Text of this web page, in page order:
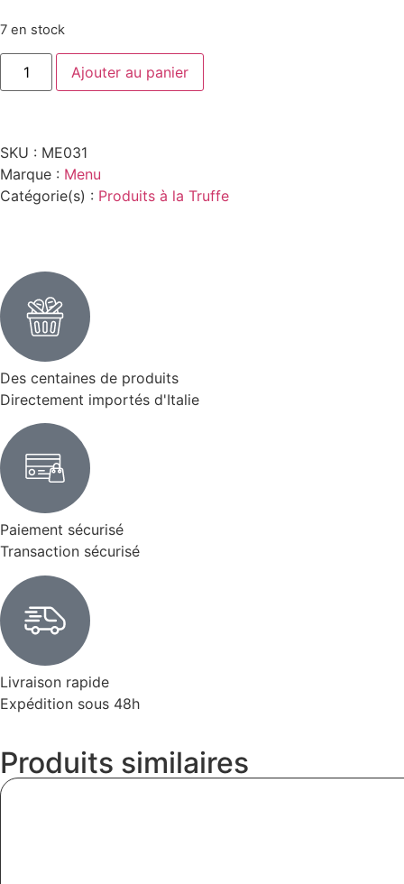
7 en stock
Ajouter au panier
SKU : ME031
Marque : Menu
Catégorie(s) : Produits à la Truffe
Des centaines de produits
Directement importés d'Italie
Paiement sécurisé
Transaction sécurisé
Livraison rapide
Expédition sous 48h
Produits similaires